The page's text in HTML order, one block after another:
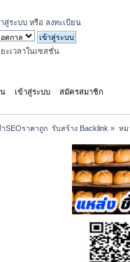
สู่ระบบ หรือ ลงทะเบียน
ะเวลาในเซสชั่น
เข้าสู่ระบบ สมัครสมาชิก
ราคาถูก  รับสร้าง Backlink » หม